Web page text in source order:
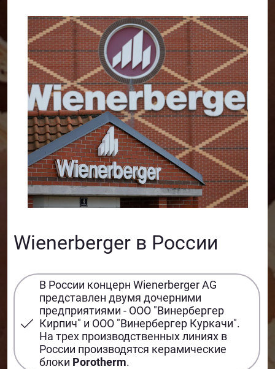
Wienerberger в России
В России концерн Wienerberger AG
представлен двумя дочерними
предприятиями - ООО "Винербергер
Кирпич" и ООО "Винербергер Куркачи".
На трех производственных линиях в
России производятся керамические
блоки Porotherm.